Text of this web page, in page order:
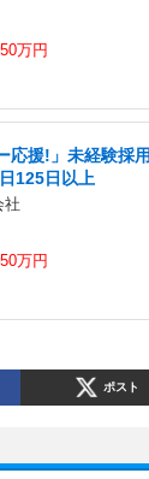
万円
応援!」未経験採
125日以上
社
万円
ポスト